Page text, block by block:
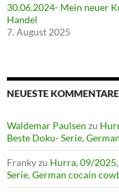
30.06.2024- Mein neuer
Handel
7. August 2025
NEUESTE KOMMENTARE
Waldemar Paulsen zu
Beste Doku- Serie,
Frankyzu Hurra, 09/
Serie, German cocain